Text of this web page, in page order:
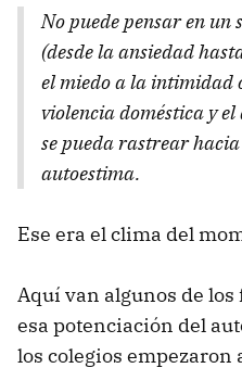
No puede pensar en un
(desde la ansiedad
el miedo a la intimidad
violencia doméstica y el
se pueda rastrear
autoestima.
Ese era el clima del
Aquí van algunos de los
esa potenciación del
los colegios empezaron